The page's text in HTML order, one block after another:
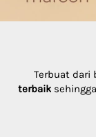
  T
erbuat dari
terbaik sehingga